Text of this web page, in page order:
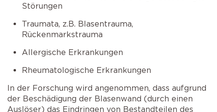
Störungen
Traumata, z.B. Blasentrauma,
Rückenmarkstrauma
Allergische Erkrankungen
Rheumatologische Erkrankungen
In der Forschung wird angenommen, dass aufgrund
der Beschädigung der Blasenwand (durch einen
Auslöser) das Eindringen von Bestandteilen des